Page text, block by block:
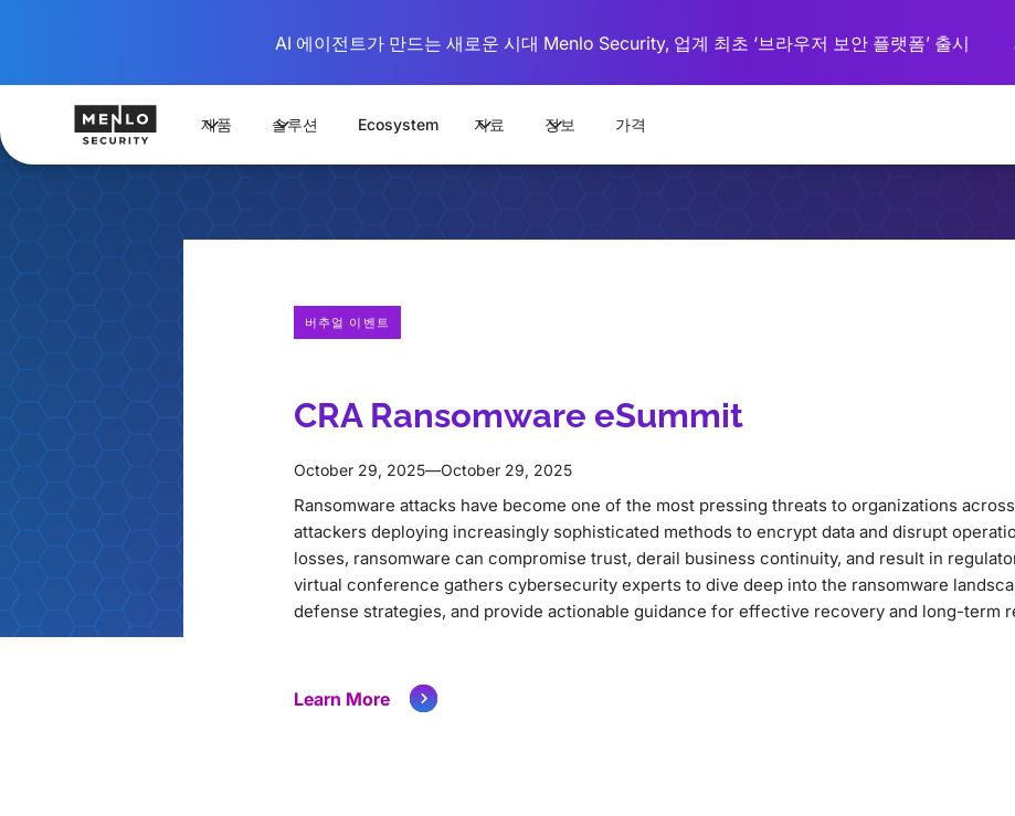
AI 에이전트가 만드는 새로운 시대 Menlo Security, 업계 최초 ‘브라우저 보안 플랫폼’ 출시
제품 솔루션 Ecosystem 자료 정보 가격
버추얼 이벤트
CRA Ransomware eSummit
October 29, 2025—October 29, 2025
Ransomware attacks have become one of the most pressing threats to organizations
attackers deploying increasingly sophisticated methods to encrypt data and disrupt
losses, ransomware can compromise trust, derail business continuity, and result in
virtual conference gathers cybersecurity experts to dive deep into the ransomware
defense strategies, and provide actionable guidance for effective recovery and long-term
Learn More